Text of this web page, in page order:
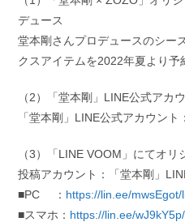
デュース
堂本剛さんプロデュースのシー
クスアイテムを2022年夏より予
（2）「堂本剛」LINE公式アカ
「堂本剛」LINE公式アカウント：
（3）「LINE VOOM」にてオリ
投稿アカウント：「堂本剛」
■PC ： https://lin.ee/mwsEgot/
■スマホ： https://lin.ee/